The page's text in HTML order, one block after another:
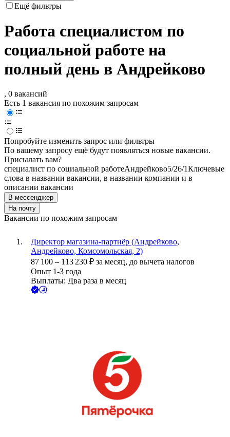
Ещё фильтры
Работа специалистом по
социальной работе на
полный день в Андрейково
, 0 вакансий
Есть 1 вакансия по похожим запросам
Попробуйте изменить запрос или фильтры
По вашему запросу ещё будут появляться новые вакансии.
Присылать вам?
специалист по социальной работеАндрейково5/26/1Ключевые
слова в названии вакансии, в названии компании и в
описании вакансии
В мессенджер
На почту
Вакансии по похожим запросам
Директор магазина-партнёр (Андрейково,
Андрейково, Комсомольская, 2)
87 100 – 113 230 ₽ за месяц, до вычета налогов
Опыт 1-3 года
Выплаты: Два раза в месяц